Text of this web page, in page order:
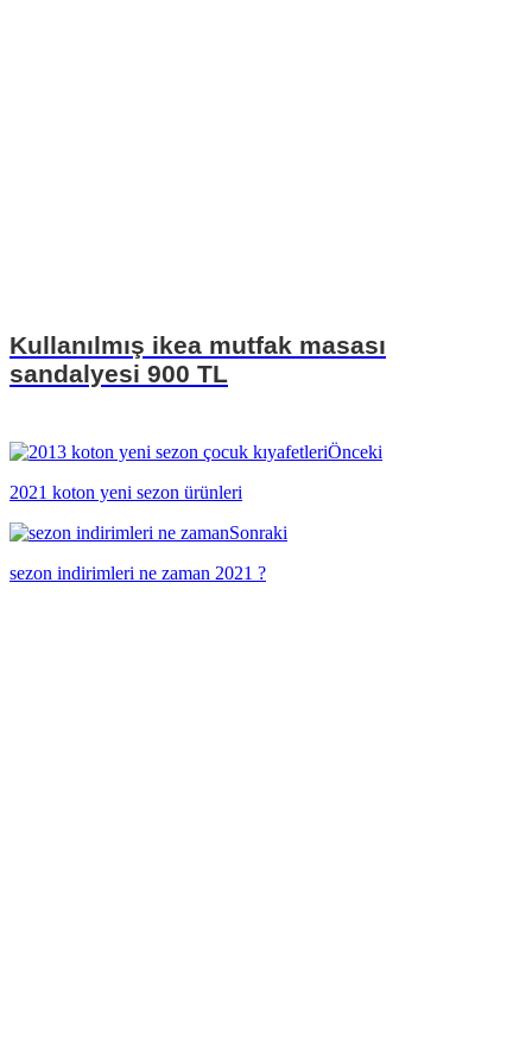
Kullanılmış ikea mutfak masası
sandalyesi 900 TL
Önceki
2021 koton yeni sezon ürünleri
Sonraki
sezon indirimleri ne zaman 2021 ?